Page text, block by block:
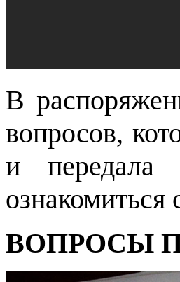
В
вопросов,
и передала
ВОПРОСЫ